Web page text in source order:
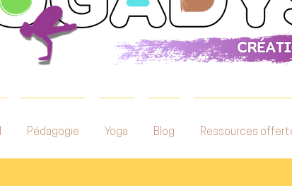
Pédagogie Yoga Blog Ressources